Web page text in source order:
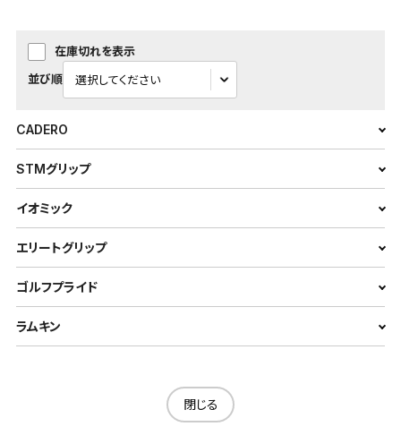
在庫切れを表示
並び順
CADERO
STMグリップ
イオミック
エリートグリップ
ゴルフプライド
ラムキン
閉じる